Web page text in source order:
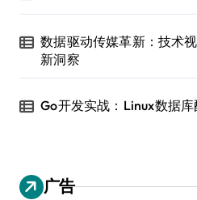
数据驱动传媒革新：技术
新洞察
Go开发实战：Linux数据
广告